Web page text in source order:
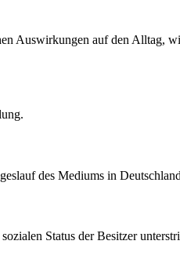
Auswirkungen auf den Alltag,
des Mediums in
Status der Besitzer